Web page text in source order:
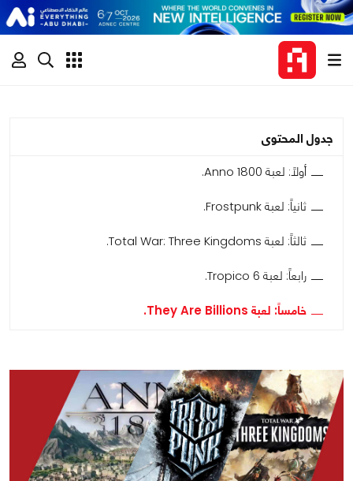
جدول المحتوى
أولاً: لعبة Anno 1800.
ثانياً: لعبة Frostpunk.
ثالثاً: لعبة Total War: Three Kingdoms.
رابعاً: لعبة Tropico 6.
خامساً: لعبة They Are Billions.